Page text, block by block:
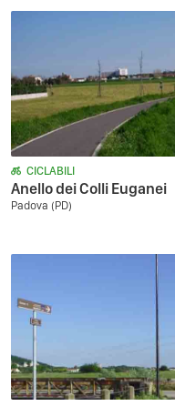
CICLABILI
Anello dei Colli Euganei
Padova (PD)